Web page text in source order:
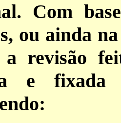
Com
ou ainda
a revisão
e